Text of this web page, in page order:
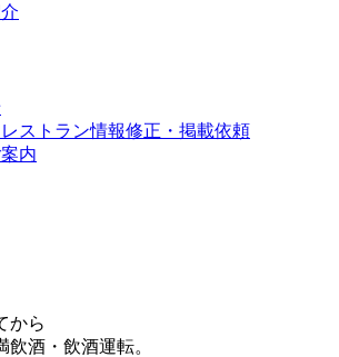
ストラン情報修正・掲載依頼
内
から
飲酒・飲酒運転。